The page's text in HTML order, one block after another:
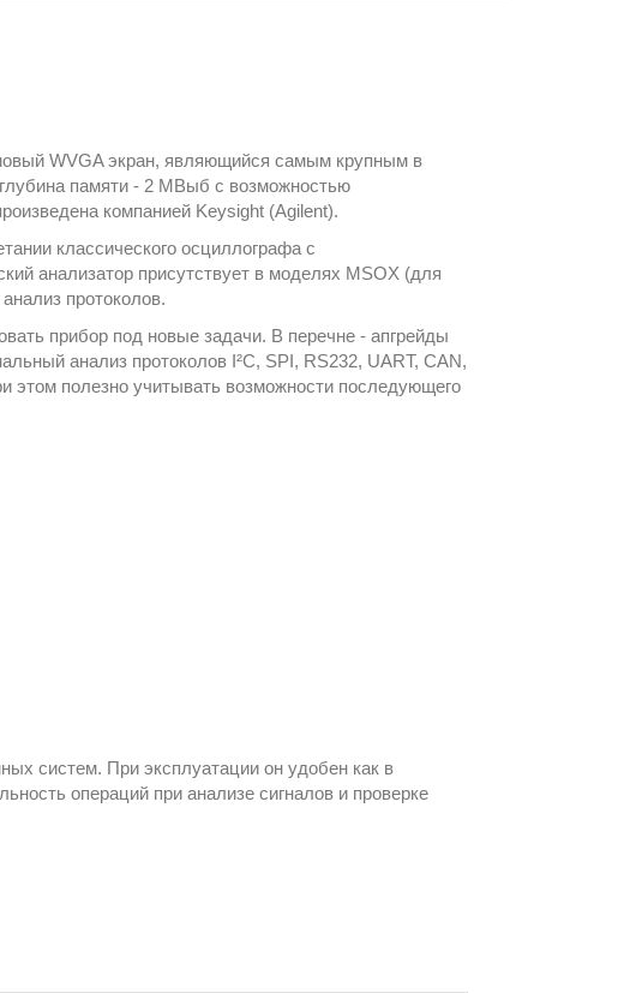
WVGA экран, являющийся самым крупным в
памяти - 2 МВыб с возможностью
компанией Keysight (Agilent).
классического осциллографа с
анализатор присутствует в моделях MSOX (для
протоколов.
прибор под новые задачи. В перечне - апгрейды
анализ протоколов I²C, SPI, RS232, UART, CAN,
этом полезно учитывать возможности последующего
систем. При эксплуатации он удобен как в
операций при анализе сигналов и проверке